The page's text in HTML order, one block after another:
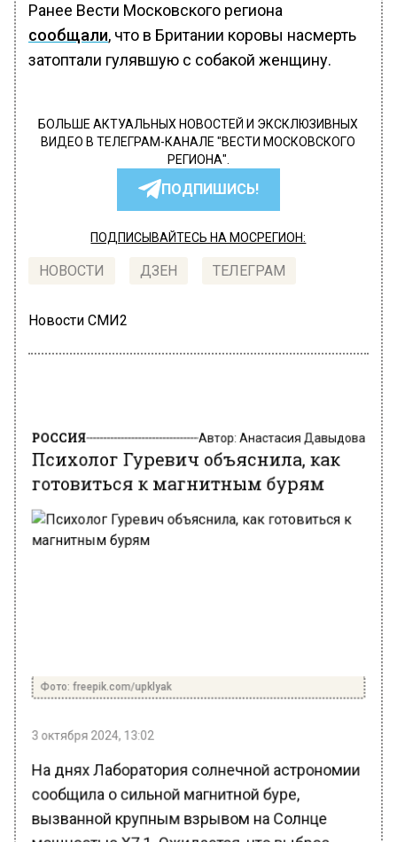
Ранее Вести Московского региона
сообщали, что в Британии коровы насмерть
затоптали гулявшую с собакой женщину.
БОЛЬШЕ АКТУАЛЬНЫХ НОВОСТЕЙ И ЭКСКЛЮЗИВНЫХ
ВИДЕО В ТЕЛЕГРАМ-КАНАЛЕ "ВЕСТИ МОСКОВСКОГО
РЕГИОНА".
ПОДПИШИСЬ!
ПОДПИСЫВАЙТЕСЬ НА МОСРЕГИОН:
НОВОСТИ ДЗЕН ТЕЛЕГРАМ
Новости СМИ2
Психолог Гуревич объяснила, как
готовиться к магнитным бурям
сообщила о сильной магнитной буре,
вызванной крупным взрывом на Солнце
мощностью X7.1. Ожидается, что выброс